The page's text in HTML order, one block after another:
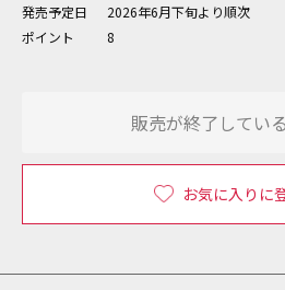
発売予定日
2026年6月下旬より順次
ポイント
8
お気に入りに
販売が終了してい